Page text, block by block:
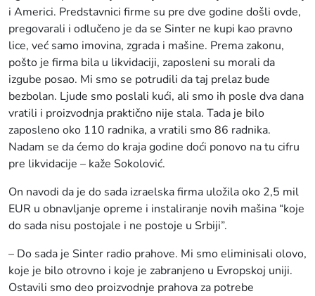
i Americi. Predstavnici firme su pre dve godine došli ovde,
pregovarali i odlučeno je da se Sinter ne kupi kao pravno
lice, već samo imovina, zgrada i mašine. Prema zakonu,
pošto je firma bila u likvidaciji, zaposleni su morali da
izgube posao. Mi smo se potrudili da taj prelaz bude
bezbolan. Ljude smo poslali kući, ali smo ih posle dva dana
vratili i proizvodnja praktično nije stala. Tada je bilo
zaposleno oko 110 radnika, a vratili smo 86 radnika.
Nadam se da ćemo do kraja godine doći ponovo na tu cifru
pre likvidacije – kaže Sokolović.
On navodi da je do sada izraelska firma uložila oko 2,5 mil
EUR u obnavljanje opreme i instaliranje novih mašina “koje
do sada nisu postojale i ne postoje u Srbiji”.
– Do sada je Sinter radio prahove. Mi smo eliminisali olovo,
koje je bilo otrovno i koje je zabranjeno u Evropskoj uniji.
Ostavili smo deo proizvodnje prahova za potrebe